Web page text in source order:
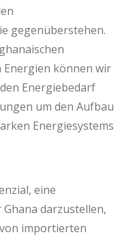
gegenüberstehen.
können wir
Energiebedarf
um den Aufbau
Energiesystems
eine
darzustellen,
importierten